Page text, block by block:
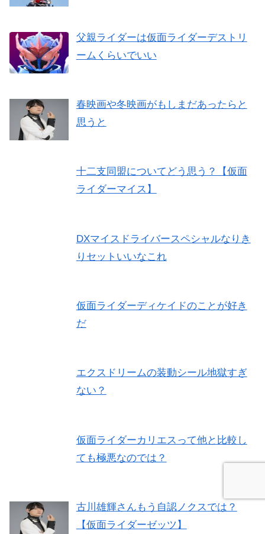
父親ライダーは仮面ライダーデストリ
ームくらいでいい
春映画や冬映画がもしまだあったらと
思うと
十二支同盟についてどう思う？【仮面
ライダーマイス】
DXマイスドライバースペシャルなりき
りセットいいなこれ
仮面ライダーディケイドのことが好き
だ
エクスドリームの装動シール地獄すぎ
ない？
仮面ライダーカリエスって他と比較し
ても極悪なのでは？
古川雄輝さんもう自認ノクスでは？
【仮面ライダーゼッツ】